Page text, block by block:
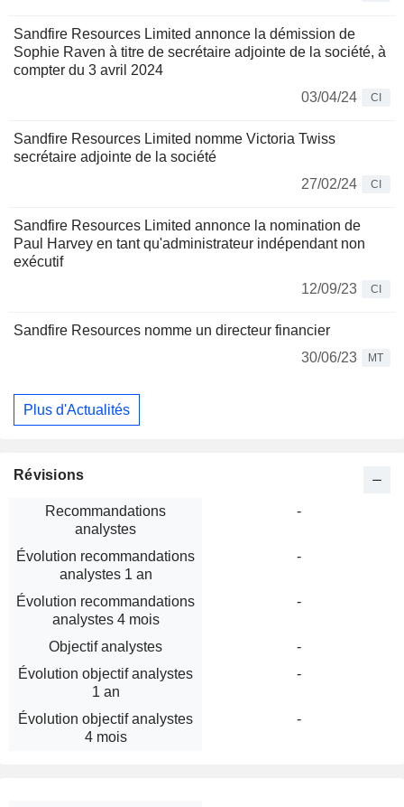
Sandfire Resources Limited annonce la démission de
Sophie Raven à titre de secrétaire adjointe de la société, à
compter du 3 avril 2024
03/04/24
CI
Sandfire Resources Limited nomme Victoria Twiss
secrétaire adjointe de la société
27/02/24
CI
Sandfire Resources Limited annonce la nomination de
Paul Harvey en tant qu'administrateur indépendant non
exécutif
12/09/23
CI
Sandfire Resources nomme un directeur financier
30/06/23
MT
Plus d'Actualités
Révisions
Recommandations
analystes
-
Évolution recommandations
analystes 1 an
-
Évolution recommandations
analystes 4 mois
-
Objectif analystes
-
Évolution objectif analystes
1 an
-
Évolution objectif analystes
4 mois
-